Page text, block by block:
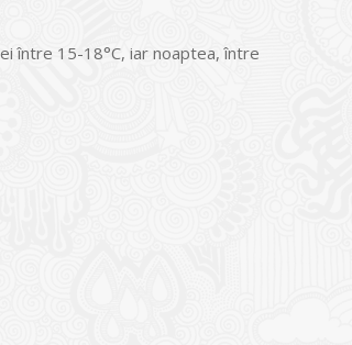
între 15-18°C, iar noaptea, între